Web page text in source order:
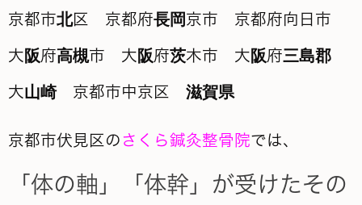
京都市伏見区の さくら鍼灸整骨院では、
「体の軸」「体幹」が受けたその